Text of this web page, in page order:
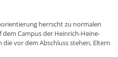
herrscht zu normalen
Campus der Heinrich-Heine-
vor dem Abschluss stehen, Eltern